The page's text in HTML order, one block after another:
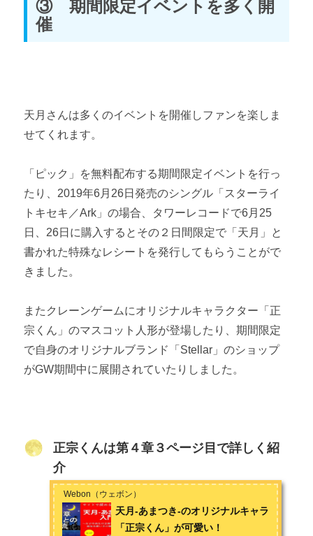
③ 期間限定イベントを多く開
催
天月さんは多くのイベントを開催しファンを楽しま
せてくれます。
「ピック」を無料配布する期間限定イベントを行っ
たり、2019年6月26日発売のシングル「スターライ
トキセキ／Ark」の場合、タワーレコードで6月25
日、26日に購入するとその２日間限定で「天月」と
書かれた特殊なレシートを発行してもらうことがで
きました。
またクレーンゲームにオリジナルキャラクター「正
宗くん」のマスコット人形が登場したり、期間限定
で自身のオリジナルブランド「Stellar」のショップ
がGW期間中に展開されていたりしました。
正宗くんは第４章３ページ目で詳しく紹
介
Webon（ウェボン）
天月-あまつき-のオリジナルキャラ
「正宗くん」が可愛い！